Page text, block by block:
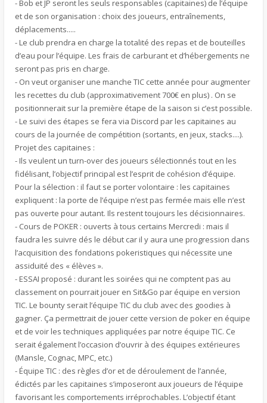
- Bob et JP seront les seuls responsables (capitaines) de l’équipe
et de son organisation : choix des joueurs, entraînements,
déplacements.....
- Le club prendra en charge la totalité des repas et de bouteilles
d’eau pour l’équipe. Les frais de carburant et d’hébergements ne
seront pas pris en charge.
- On veut organiser une manche TIC cette année pour augmenter
les recettes du club (approximativement 700€ en plus) . On se
positionnerait sur la première étape de la saison si c’est possible.
- Le suivi des étapes se fera via Discord par les capitaines au
cours de la journée de compétition (sortants, en jeux, stacks....).
Projet des capitaines :
- Ils veulent un turn-over des joueurs sélectionnés tout en les
fidélisant, l’objectif principal est l’esprit de cohésion d’équipe.
Pour la sélection : il faut se porter volontaire : les capitaines
expliquent : la porte de l’équipe n’est pas fermée mais elle n’est
pas ouverte pour autant. Ils restent toujours les décisionnaires.
- Cours de POKER : ouverts à tous certains Mercredi : mais il
faudra les suivre dés le début car il y aura une progression dans
l’acquisition des fondations pokeristiques qui nécessite une
assiduité des « élèves ».
- ESSAI proposé : durant les soirées qui ne comptent pas au
classement on pourrait jouer en Sit&Go par équipe en version
TIC. Le bounty serait l’équipe TIC du club avec des goodies à
gagner. Ça permettrait de jouer cette version de poker en équipe
et de voir les techniques appliquées par notre équipe TIC. Ce
serait également l’occasion d’ouvrir à des équipes extérieures
(Mansle, Cognac, MPC, etc.)
- Équipe TIC : des règles d’or et de déroulement de l’année,
édictés par les capitaines s’imposeront aux joueurs de l’équipe
favorisant les comportements irréprochables. L’objectif étant